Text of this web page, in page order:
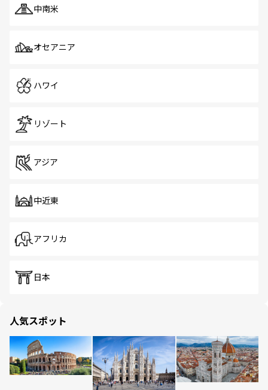
中南米
オセアニア
ハワイ
リゾート
アジア
中近東
アフリカ
日本
人気スポット